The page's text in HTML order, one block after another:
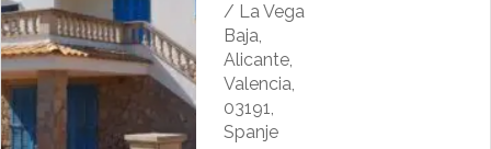
/ La Vega
Baja,
Alicante,
Valencia,
03191,
Spanje